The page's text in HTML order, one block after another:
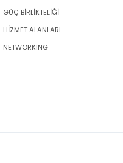
GÜÇ BİRLİKTELİĞİ
HİZMET ALANLARI
NETWORKING